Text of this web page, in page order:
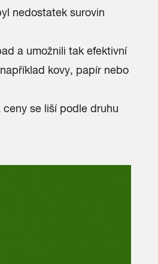
nedostatek surovin
a umožnili tak efektivní
kovy, papír nebo
ceny se liší podle druhu